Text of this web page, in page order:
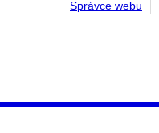
Správce webu